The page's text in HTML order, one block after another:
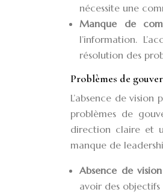
nécessite une
Manque de
l’information.
résolution des
Problèmes de
L’absence de
problèmes de
direction claire et
manque de
Absence de
avoir des